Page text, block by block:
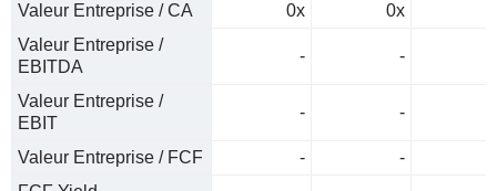
Valeur Entreprise / CA
0x 0x
Valeur Entreprise /
EBITDA
- -
Valeur Entreprise /
EBIT
- -
Valeur Entreprise / FCF -
-